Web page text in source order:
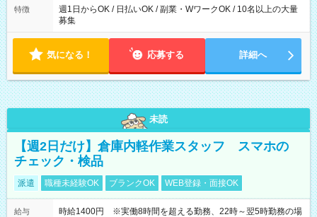
特徴
週1日からOK / 日払いOK / 副業・WワークOK / 10名以上の大量
募集
気になる！ 応募する 詳細へ
未読
【週2日だけ】倉庫内軽作業スタッフ スマホの
チェック・検品
派遣 職種未経験OK ブランクOK WEB登録・面接OK
給与
時給1400円 ※実働8時間を超える勤務、22時～翌5時勤務の場